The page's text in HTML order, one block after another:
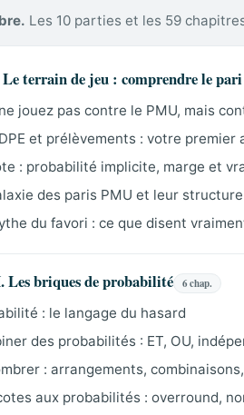
Les 10 parties et les 59
terrain de jeu : comprendre le
jouez pas contre le PMU, mais
et prélèvements : votre premier
: probabilité implicite, marge et
des paris PMU et leur
du favori : ce que disent
Les briques de probabilité 6 chap.
: le langage du hasard
des probabilités : ET, OU,
: arrangements,
aux probabilités : overround,